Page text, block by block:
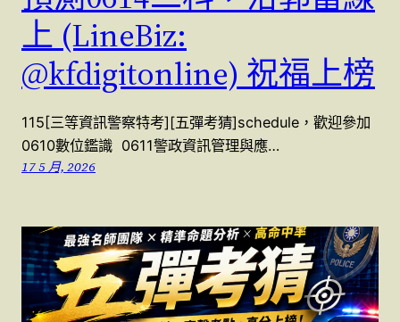
上 (LineBiz:
@kfdigitonline) 祝福上榜
115[三等資訊警察特考][五彈考猜]schedule，歡迎參加
0610數位鑑識 0611警政資訊管理與應…
17 5 月, 2026